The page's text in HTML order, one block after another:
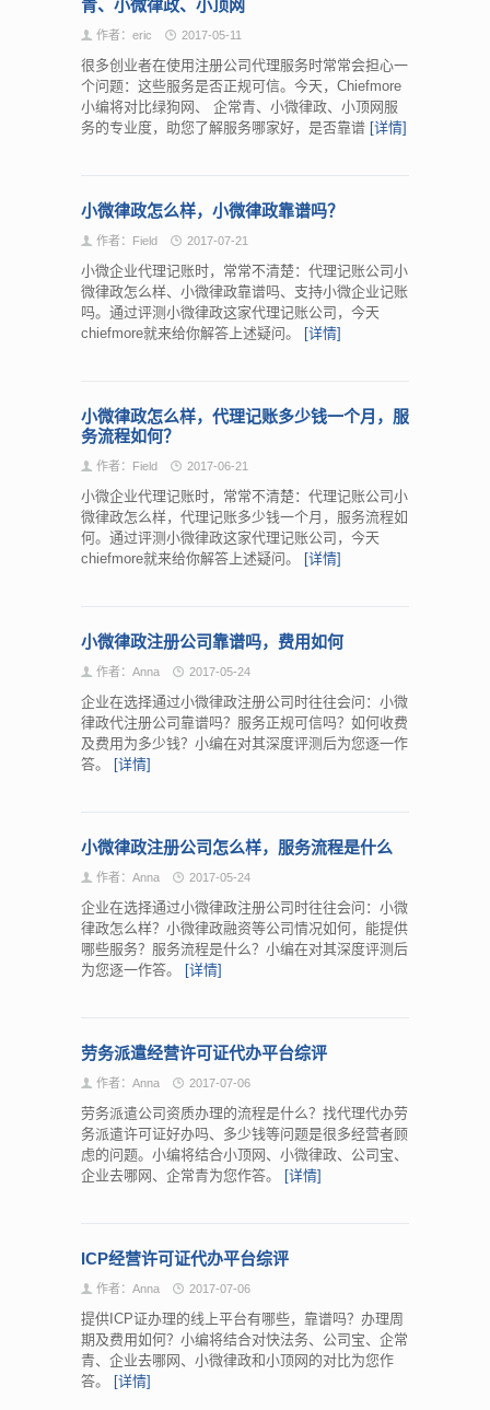
青、小微律政、小顶网
作者：eric 2017-05-11
很多创业者在使用注册公司代理服务时常常会担心一
个问题：这些服务是否正规可信。今天，Chiefmore
小编将对比绿狗网、 企常青、小微律政、小顶网服
务的专业度，助您了解服务哪家好，是否靠谱 [详情]
小微律政怎么样，小微律政靠谱吗？
作者：Field 2017-07-21
小微企业代理记账时，常常不清楚：代理记账公司小
微律政怎么样、小微律政靠谱吗、支持小微企业记账
吗。通过评测小微律政这家代理记账公司，今天
chiefmore就来给你解答上述疑问。
[详情]
小微律政怎么样，代理记账多少钱一个月，服
务流程如何？
作者：Field 2017-06-21
小微企业代理记账时，常常不清楚：代理记账公司小
微律政怎么样，代理记账多少钱一个月，服务流程如
何。通过评测小微律政这家代理记账公司，今天
chiefmore就来给你解答上述疑问。
[详情]
小微律政注册公司靠谱吗，费用如何
作者：Anna 2017-05-24
企业在选择通过小微律政注册公司时往往会问：小微
律政代注册公司靠谱吗？服务正规可信吗？如何收费
及费用为多少钱？小编在对其深度评测后为您逐一作
答。
[详情]
小微律政注册公司怎么样，服务流程是什么
作者：Anna 2017-05-24
企业在选择通过小微律政注册公司时往往会问：小微
律政怎么样？小微律政融资等公司情况如何，能提供
哪些服务？服务流程是什么？小编在对其深度评测后
为您逐一作答。
[详情]
劳务派遣经营许可证代办平台综评
作者：Anna 2017-07-06
劳务派遣公司资质办理的流程是什么？找代理代办劳
务派遣许可证好办吗、多少钱等问题是很多经营者顾
虑的问题。小编将结合小顶网、小微律政、公司宝、
企业去哪网、企常青为您作答。
[详情]
ICP经营许可证代办平台综评
作者：Anna 2017-07-06
提供ICP证办理的线上平台有哪些，靠谱吗？办理周
期及费用如何？小编将结合对快法务、公司宝、企常
青、企业去哪网、小微律政和小顶网的对比为您作
答。
[详情]